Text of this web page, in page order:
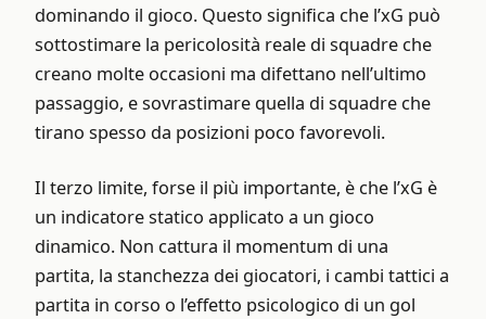
dominando il gioco. Questo significa che l’xG può
sottostimare la pericolosità reale di squadre che
creano molte occasioni ma difettano nell’ultimo
passaggio, e sovrastimare quella di squadre che
tirano spesso da posizioni poco favorevoli.
Il terzo limite, forse il più importante, è che l’xG è
un indicatore statico applicato a un gioco
dinamico. Non cattura il momentum di una
partita, la stanchezza dei giocatori, i cambi tattici a
partita in corso o l’effetto psicologico di un gol